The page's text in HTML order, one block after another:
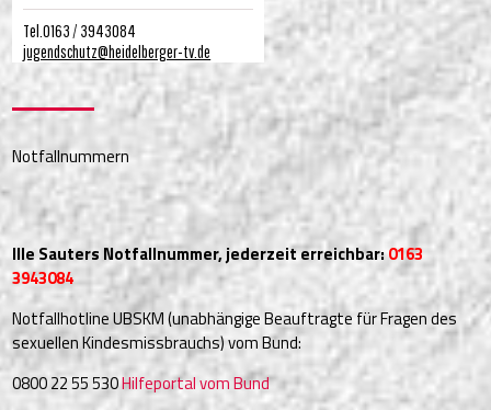
Tel.0163 / 3943084
jugendschutz@heidelberger-tv.de
Notfallnummern
Ille Sauters Notfallnummer, jederzeit erreichbar:0163
3943084
Notfallhotline UBSKM (unabhängige Beauftragte für Fragen des
sexuellen Kindesmissbrauchs) vom Bund:
0800 22 55 530Hilfeportal vom Bund